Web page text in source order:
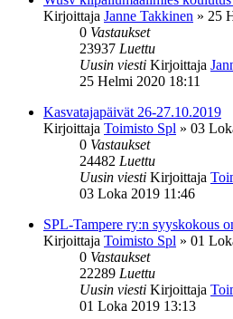
Kirjoittaja Janne Takkinen » 25
0 Vastaukset
23937 Luettu
Uusin viesti Kirjoittaja
25 Helmi 2020 18:11
Kasvatajapäivät 26-27.10.2019
Kirjoittaja Toimisto Spl » 03
0 Vastaukset
24482 Luettu
Uusin viesti Kirjoittaja
03 Loka 2019 11:46
SPL-Tampere ry:n syyskokous
Kirjoittaja Toimisto Spl » 01
0 Vastaukset
22289 Luettu
Uusin viesti Kirjoittaja
01 Loka 2019 13:13